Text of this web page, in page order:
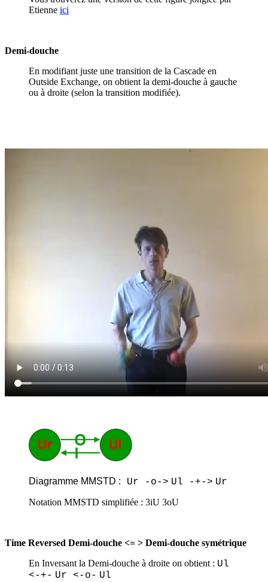
Etienne ici
Demi-douche
En modifiant juste une transition de la Cascade en
Outside Exchange, on obtient la demi-douche à gauche
ou à droite (selon la transition modifiée).
Diagramme MMSTD : Ur -o-> Ul -+-> Ur
Notation MMSTD simplifiée : 3iU 3oU
Time Reversed Demi-douche <= > Demi-douche symétrique
En Inversant la Demi-douche à droite on obtient : Ul
<-+- Ur <-o- Ul